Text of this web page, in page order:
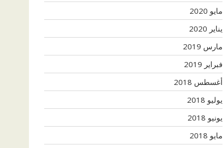
مايو 2020
يناير 2020
مارس 2019
فبراير 2019
أغسطس 2018
يوليو 2018
يونيو 2018
مايو 2018